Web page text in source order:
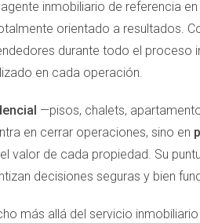
te permitirá establecer un
a través de agentes
zona. Establecer el precio
inmobiliario de referencia en
orientado a resultados.
durante todo el proceso
en cada operación.
—pisos, chalets,
en cerrar operaciones, sino en
valor de cada propiedad. Su
decisiones seguras y bien
más allá del servicio